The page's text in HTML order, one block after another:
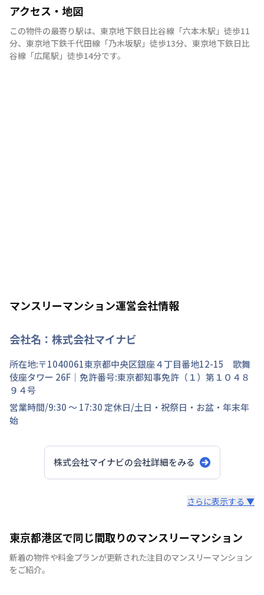
アクセス・地図
この物件の最寄り駅は、 東京地下鉄日比谷線 「六本木駅 」 徒歩11
分、 東京地下鉄千代田線 「乃木坂駅 」 徒歩13分、 東京地下鉄日比
谷線 「広尾駅 」 徒歩14分です。
マンスリーマンション運営会社情報
会社名： 株式会社マイナビ
所在地:〒1040061東京都中央区銀座４丁目番地12-15 歌舞
伎座タワー 26F ｜免許番号:東京都知事免許（１）第１０４８
９４号
営業時間/9:30 ～ 17:30 定休日/土日・祝祭日・お盆・年末年
始
株式会社マイナビの会社詳細をみる
快適で安心な住まいをご提供。入居者様の住み心地と健康
を考え、専門部隊がお部屋を厳選！入居者満足度97％！
さらに表示する ▼
東京都港区で同じ間取りのマンスリーマンション
新着の物件や料金プランが更新された注目のマンスリーマンション
をご紹介。